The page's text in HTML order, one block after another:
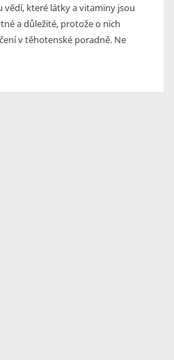
které látky a vitaminy jsou
a důležité, protože o nich
v těhotenské poradně. Ne